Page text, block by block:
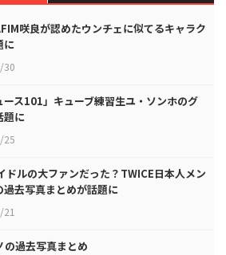
咲良が認めたウンチェに似てるキャラク
に
30
ース101」キューブ練習生ユ・ソンホのグ
題に
25
ドルの大ファンだった？TWICE日本人メン
過去写真まとめが話題に
の過去写真まとめ